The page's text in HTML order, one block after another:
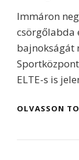
Immáron
csörgőlabda
bajnokságát
ELTE-s is
OLVASSON